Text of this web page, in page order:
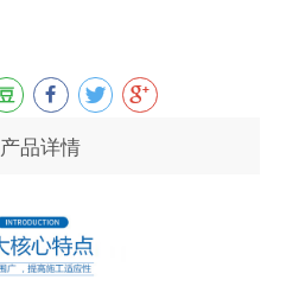
产品详情